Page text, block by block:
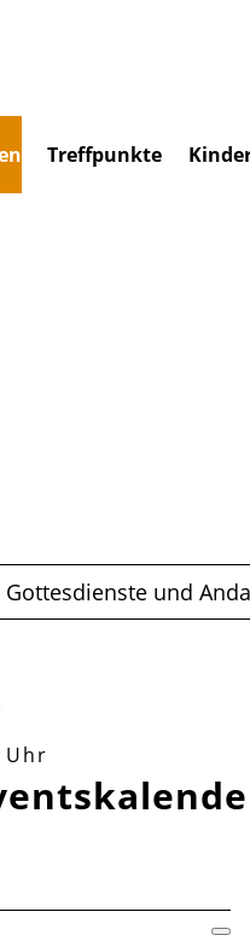
Treffpunkte
Gottesdienste und
Uhr